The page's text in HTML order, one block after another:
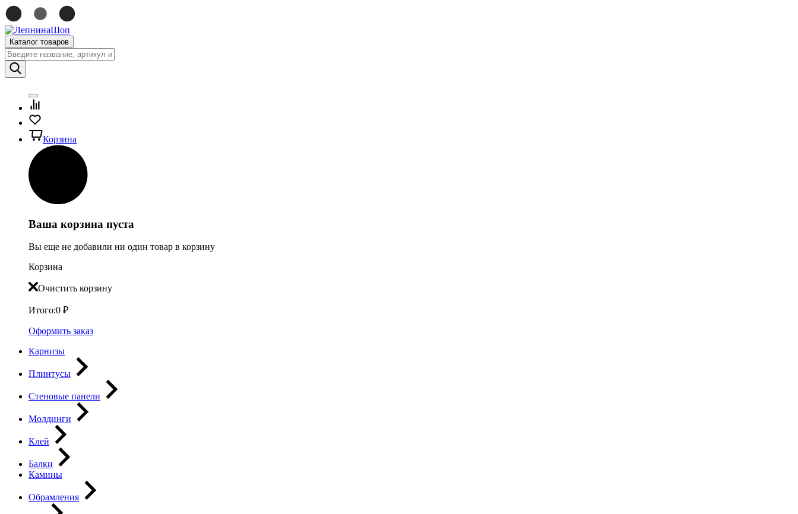
Каталог товаров
Корзина
Ваша корзина пуста
Вы еще не добавили ни один товар в корзину
Корзина
Очистить корзину
Итого:0 ₽
Оформить заказ
Карнизы
Плинтусы
Стеновые панели
Молдинги
Клей
Балки
Камины
Обрамления